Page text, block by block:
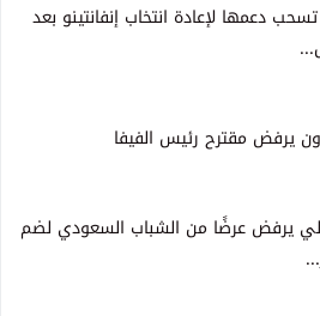
دعمها لإعادة انتخاب إنفانتينو بعد
يرفض مقترح رئيس الفيفا
يرفض عرضًا من الشباب السعودي لضم